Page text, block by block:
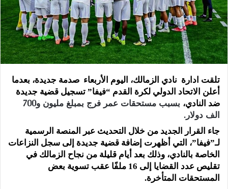
تلقت ادارة نادي الزمالك، اليوم الأربعاء صدمة جديدة، بعدما
أعلن الاتحاد الدولي لكرة القدم “فيفا” تسجيل قضية جديدة
ضد النادي،
بسبب مستحقات عمر فرج بمبلغ مليون و700
الف دولار.
جاء القرار الجديد من خلال التحديث عبر المنصة الرسمية
لـ”فيفا”، التي أظهرت إضافة قضية جديدة إلى سجل النزاعات
الخاصة بالنادي، وذلك بعد أيام قليلة من نجاح الزمالك في
تقليص عدد القضايا إلى 16 ملفًا عقب تسوية بعض
المستحقات المتأخرة.